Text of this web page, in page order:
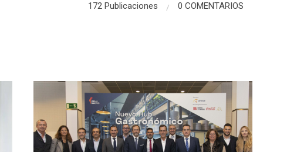
172 Publicaciones / 0 COMENTARIOS